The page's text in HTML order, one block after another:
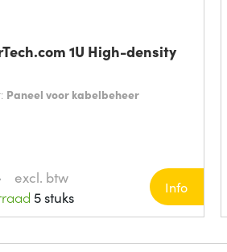
1U High-density
Paneel voor kabelbeheer
excl. btw
5 stuks
Info